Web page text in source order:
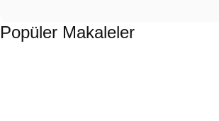
Popüler Makaleler